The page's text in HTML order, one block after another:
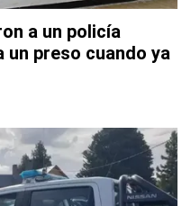
a un policía
un preso cuando ya